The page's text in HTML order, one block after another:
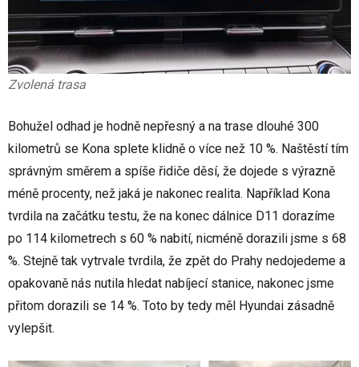
Zvolená trasa
Bohužel odhad je hodně nepřesný a na trase dlouhé 300
kilometrů se Kona splete klidně o více než 10 %. Naštěstí tím
správným směrem a spíše řidiče děsí, že dojede s výrazně
méně procenty, než jaká je nakonec realita. Například Kona
tvrdila na začátku testu, že na konec dálnice D11 dorazíme
po 114 kilometrech s 60 % nabití, nicméně dorazili jsme s 68
%. Stejně tak vytrvale tvrdila, že zpět do Prahy nedojedeme a
opakovaně nás nutila hledat nabíjecí stanice, nakonec jsme
přitom dorazili se 14 %. Toto by tedy měl Hyundai zásadně
vylepšit.